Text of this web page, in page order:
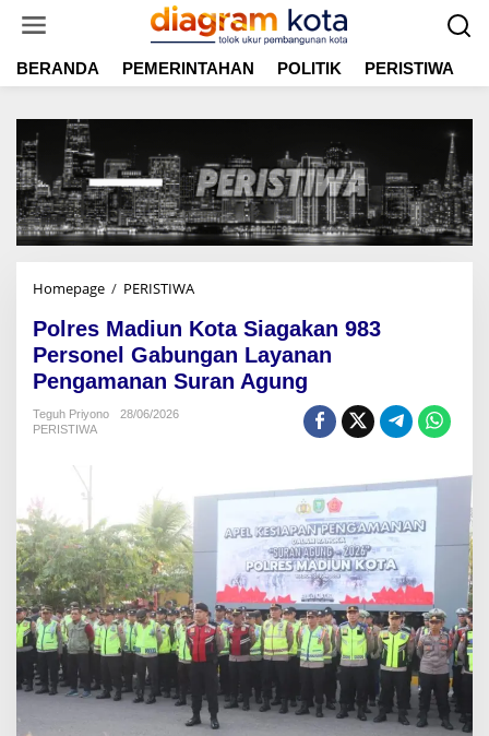
t
BERANDA PEMERINTAHAN POLITIK PERISTIWA
Homepage / PERISTIWA
l
r
e
s
u
o
a
S
i
a
k
Polres Madiun Kota Siagakan 983
Personel Gabungan Layanan
Pengamanan Suran Agung
Teguh Priyono
28/06/2026
PERISTIWA